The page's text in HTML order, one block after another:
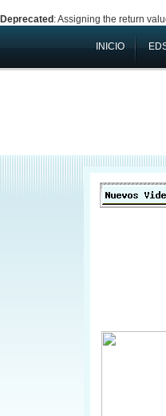
Deprecated : Assigning the return
INICIO